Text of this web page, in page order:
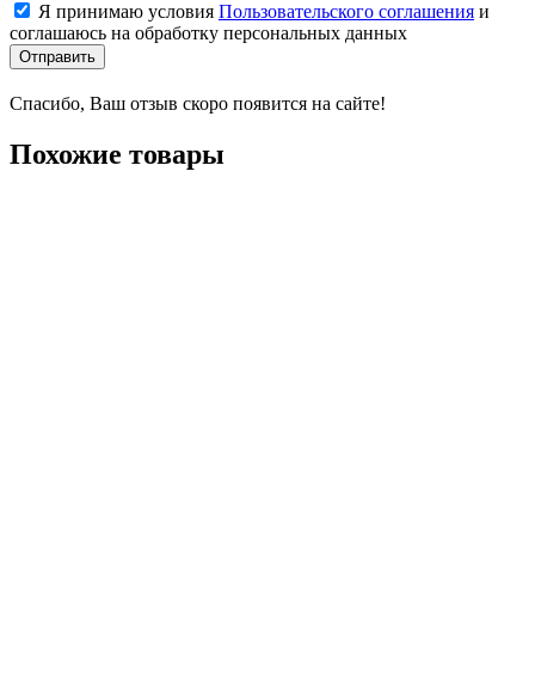
Я принимаю условия Пользовательского соглашения и
соглашаюсь на обработку персональных данных
Отправить
Спасибо, Ваш отзыв скоро появится на сайте!
Похожие товары